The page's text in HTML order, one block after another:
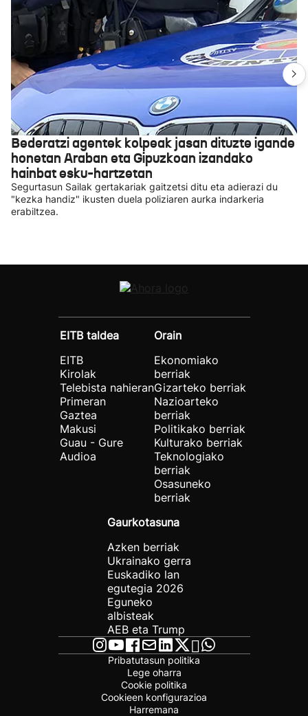
Bederatzi agentek kolpeak jasan dituzte igande
honetan Araban eta Gipuzkoan izandako
hainbat esku-hartzetan
Segurtasun Sailak gertakariak gaitzetsi ditu eta adierazi du
"kezka handiz" ikusten duela poliziaren aurka indarkeria
erabiltzea.
EITB taldea
EITB
Kirolak
Telebista nahieran
Primeran
Gaztea
Makusi
Guau - Gure
Audioa
Orain
Ekonomiako
berriak
Gizarteko berriak
Nazioarteko
berriak
Politikako berriak
Kulturako berriak
Teknologiako
berriak
Osasuneko
berriak
Gaurkotasuna
Azken berriak
Ukrainako gerra
Euskadiko lan
egutegia 2026
Eguneko
albisteak
AEB eta Trump
Pribatutasun politika
Lege oharra
Cookie politika
Cookieen konfigurazioa
Harremana